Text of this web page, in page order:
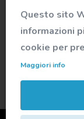
Questo sito
informazioni
cookie per
Maggiori info
Accedi alla